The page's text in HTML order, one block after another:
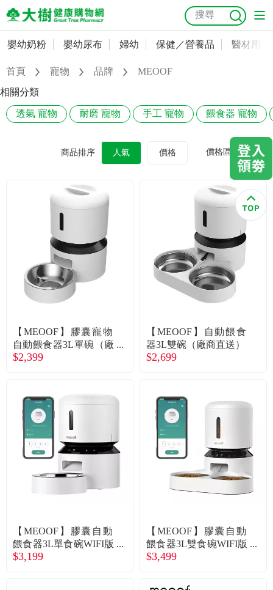
嬰幼奶粉
婦幼
保健／營養品
美容／個人清潔
食品／健康食補
名人嚴選
關於我們
合作提案
常見問題
抗菌
奶瓶奶嘴
會員資料及密碼修改
訂單查詢
優惠券領取
優惠券查詢
嬰幼奶粉 嬰幼尿布 婦幼 保健／營養品 醫材用品
首頁 寵物 品牌
MEOOF
相關分類
透氣 寵物 耐磨 寵物 手工 寵物 餵食器 寵物
商品排序 人氣 價格 價格區間
【MEOOF】膠囊寵物
自動餵食器3L單碗（廠
商直送）
$2,399
【MEOOF】自動餵食
器3L雙碗（廠商直送）
$2,699
【MEOOF】膠囊自動
餵食器3L單食碗WIFI版
（廠商直送）
$3,199
【MEOOF】膠囊自動
餵食器3L雙食碗WIFI版
（廠商直送）
$3,499